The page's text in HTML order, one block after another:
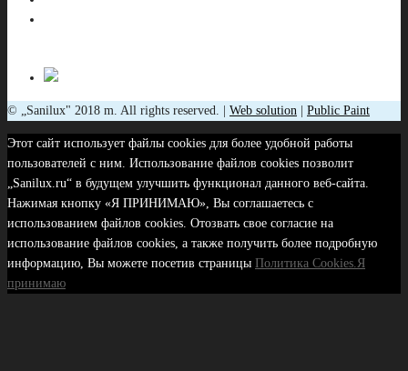
© „Sanilux" 2018 m. All rights reserved. | Web solution Public Paint
Этот сайт использует файлы cookies для более удобной работы
пользователей с ним. Использование файлов cookies позволит
„Sanilux.ru“ в будущем улучшить функционал данного веб-сайта.
Нажимая кнопку «Я ПРИНИМАЮ», Вы соглашаетесь с
использованием файлов cookies. Отозвать свое согласие на
использование файлов cookies, а также получить более подробную
информацию, Вы можете посетив страницы Политика Cookies.Я
принимаю